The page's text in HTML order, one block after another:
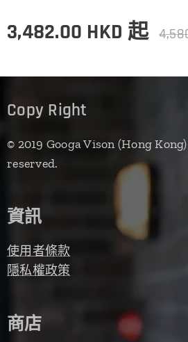
3,482.00 HKD 起
Copy Right
© 2019 Googa Vison (Hong
reserved.
資訊
使用者條款
隱私權政策
商店